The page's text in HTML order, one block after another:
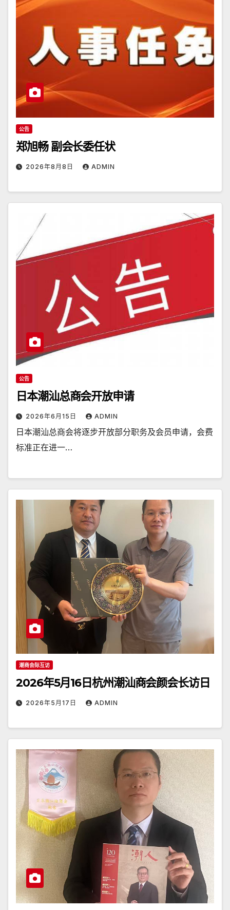
公告
郑旭畅 副会长委任状
2026年8月8日 ADMIN
公告
日本潮汕总商会开放申请
2026年6月15日 ADMIN
日本潮汕总商会将逐步开放部分职务及会员申请，会费
标准正在进一…
潮商会际互访
2026年5月16日杭州潮汕商会颜会长访日
2026年5月17日 ADMIN